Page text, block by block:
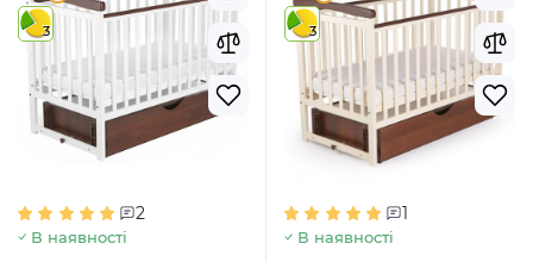
3
2
В наявності
3
1
В наявності